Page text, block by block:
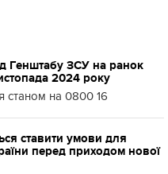
Генштабу ЗСУ на ранок
2024 року
станом на 0800 16
ставити умови для
перед приходом нової